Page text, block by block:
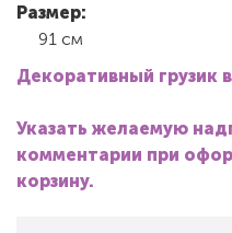
Размер:
91 см
Декоративный грузик
Указать желаемую
комментарии при
корзину.